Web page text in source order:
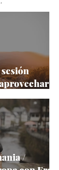
al
a la cámara
/